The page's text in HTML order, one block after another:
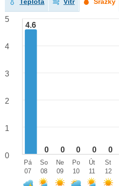
4.6
0 0 0 0 0
5
4
3
2
1
0
Pá
07
So
08
Ne
09
Po
10
Út
11
St
12